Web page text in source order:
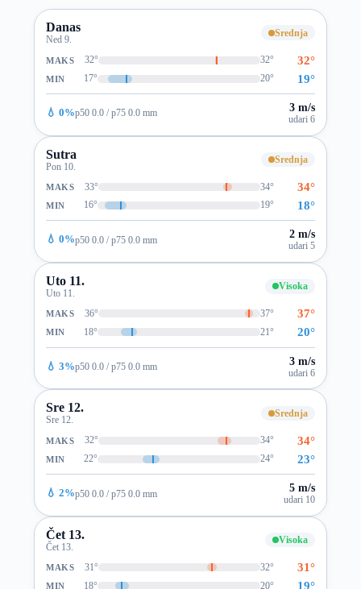
Danas
Ned 9.
Srednja
MAKS 32° 32° 32°
MIN 17° 20° 19°
💧 0%p50 0.0 / p75 0.0 mm 3 m/s
udari 6
Sutra
Pon 10.
Srednja
MAKS 33° 34° 34°
MIN 16° 19° 18°
💧 0%p50 0.0 / p75 0.0 mm 2 m/s
udari 5
Uto 11.
Uto 11.
Visoka
MAKS 36° 37° 37°
MIN 18° 21° 20°
💧 3%p50 0.0 / p75 0.0 mm 3 m/s
udari 6
Sre 12.
Sre 12.
Srednja
MAKS 32° 34° 34°
MIN 22° 24° 23°
💧 2%p50 0.0 / p75 0.0 mm 5 m/s
udari 10
Čet 13.
Čet 13.
Visoka
MAKS 31° 32° 31°
MIN 18° 20° 19°